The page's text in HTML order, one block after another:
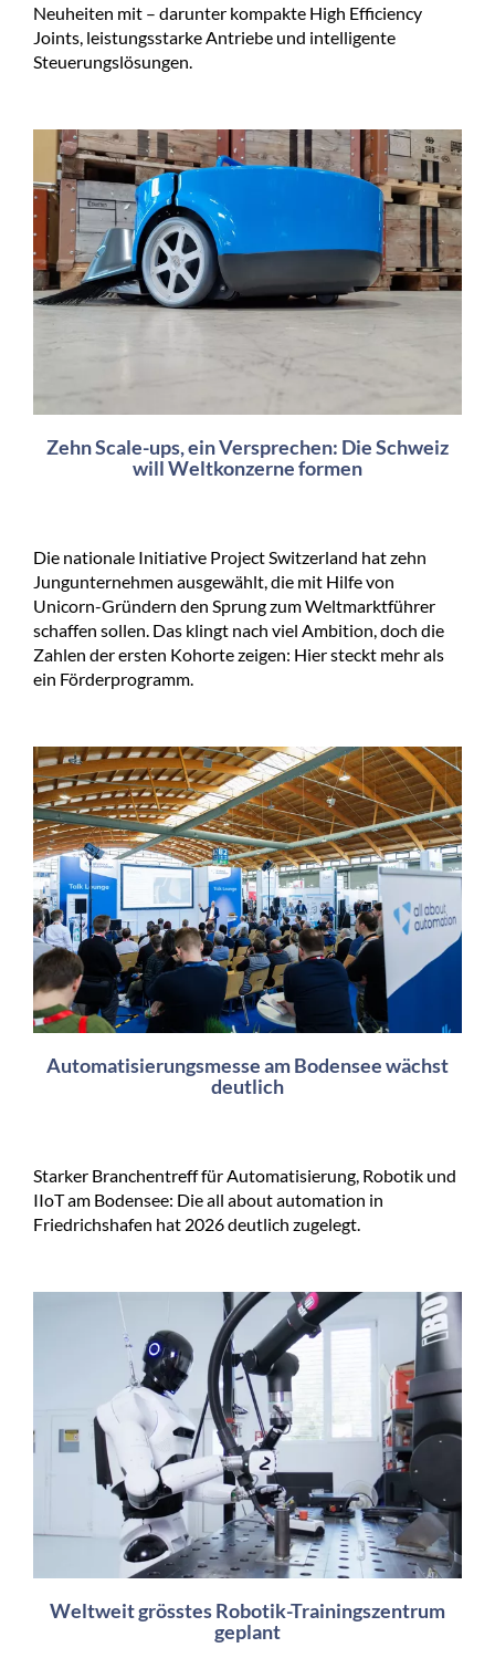
Neuheiten mit – darunter kompakte High Efficiency
Joints, leistungsstarke Antriebe und intelligente
Steuerungslösungen.
Zehn Scale-ups, ein Versprechen: Die Schweiz
will Weltkonzerne formen
Die nationale Initiative Project Switzerland hat zehn
Jungunternehmen ausgewählt, die mit Hilfe von
Unicorn-Gründern den Sprung zum Weltmarktführer
schaffen sollen. Das klingt nach viel Ambition, doch die
Zahlen der ersten Kohorte zeigen: Hier steckt mehr als
ein Förderprogramm.
Automatisierungsmesse am Bodensee wächst
deutlich
Starker Branchentreff für Automatisierung, Robotik und
IIoT am Bodensee: Die all about automation in
Friedrichshafen hat 2026 deutlich zugelegt.
Weltweit grösstes Robotik-Trainingszentrum
geplant